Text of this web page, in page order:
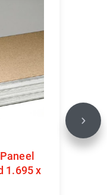
1.695 x
Next